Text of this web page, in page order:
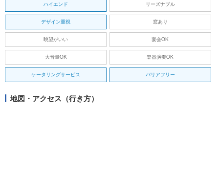
ハイエンド リーズナブル
デザイン重視 窓あり
眺望がいい 宴会OK
大音量OK 楽器演奏OK
ケータリングサービス バリアフリー
地図・アクセス（行き方）